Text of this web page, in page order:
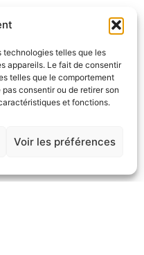
technologies telles que les
appareils. Le fait de consentir
telles que le comportement
consentir ou de retirer son
et fonctions.
Voir les préférences
viendront à
pas été
et 100 % de
du Groupe.